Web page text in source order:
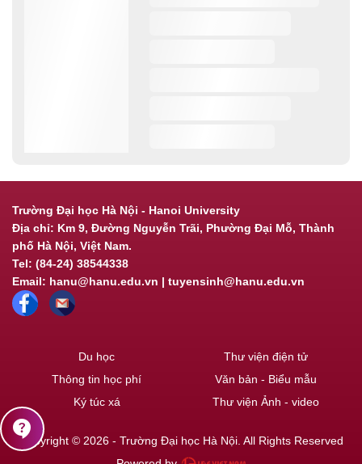
Trường Đại học Hà Nội - Hanoi University
Địa chỉ: Km 9, Đường Nguyễn Trãi, Phường Đại Mỗ, Thành
phố Hà Nội, Việt Nam.
Tel: (84-24) 38544338
Email: hanu@hanu.edu.vn | tuyensinh@hanu.edu.vn
Du học
Thông tin học phí
Ký túc xá
Thư viện điện tử
Văn bản - Biểu mẫu
Thư viện Ảnh - video
Copyright © 2026 - Trường Đại học Hà Nội. All Rights Reserved
contact_support